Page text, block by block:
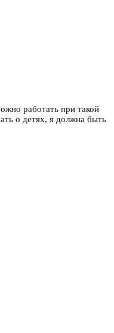
работать при такой
о детях, я должна быть